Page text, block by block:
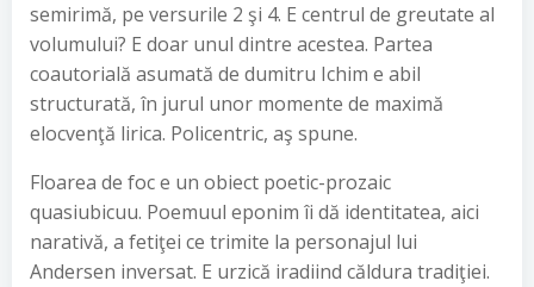
semirimă, pe versurile 2 şi 4. E centrul de greutate al
volumului? E doar unul dintre acestea. Partea
coautorială asumată de dumitru Ichim e abil
structurată, în jurul unor momente de maximă
elocvenţă lirica. Policentric, aş spune.
Floarea de foc e un obiect poetic-prozaic
quasiubicuu. Poemuul eponim îi dă identitatea, aici
narativă, a fetiţei ce trimite la personajul lui
Andersen inversat. E urzică iradiind căldura tradiţiei.